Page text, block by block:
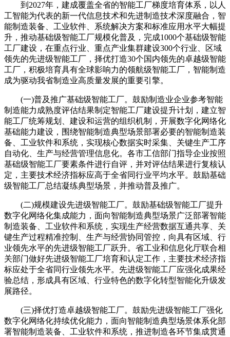
到2027年，建成覆盖全省的智能工厂梯度培育体系，以人
工智能为代表的新一代信息技术和先进制造技术深度融合，智
能制造装备、工业软件、系统解决方案和标准应用水平大幅提
升，推动基础级智能工厂规模化普及，完成1000个基础级智能
工厂建设，在重点行业、重点产业集群建设300个行业、区域
领先的先进级智能工厂，择优打造30个国内领先的卓越级智能
工厂，积极培育具有全球影响力的领航级智能工厂，智能制造
成为驱动我省制造业高质量发展的重要引擎。
(一)普及推广基础级智能工厂。鼓励制造业企业参考智能
制造能力成熟度评估结果制定智能工厂建设提升计划，建立智
能工厂统筹规划、建设和运营的组织机制，开展数字化网络化
基础能力建设，围绕智能制造典型场景部署必要的智能制造装
备、工业软件和系统，实现核心数据实时采集、关键生产工序
自动化、生产与经营管理信息化。各市工信部门指导企业按照
基础级智能工厂要素条件进行自评，并对评估结果进行复核认
定，主要技术经济指标应高于全省同行业平均水平。鼓励基础
级智能工厂总结凝练典型场景，并推动普及推广。
(二)规模建设先进级智能工厂。鼓励基础级智能工厂提升
数字化网络化集成能力，面向智能制造典型场景广泛部署智能
制造装备、工业软件和系统，实现生产经营数据互通共享、关
键生产过程精准控制、生产与经营协同管控，向具有区域、行
业领先水平的先进级智能工厂跃升。省工业和信息化厅联合相
关部门做好先进级智能工厂培育和认定工作，主要技术经济指
标应处于全省同行业领先水平。先进级智能工厂应强化成果经
验总结，形成具有区域、行业特色的数字化转型智能化升级发
展路径。
(三)择优打造卓越级智能工厂。鼓励先进级智能工厂强化
数字化网络化持续优化能力，面向智能制造典型场景体系化部
署智能制造装备、工业软件和系统，推进制造各环节集成贯通